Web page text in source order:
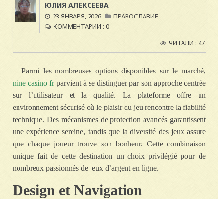
ЮЛИЯ АЛЕКСЕЕВА
23 ЯНВАРЯ, 2026
ПРАВОСЛАВИЕ
КОММЕНТАРИИ : 0
ЧИТАЛИ : 47
Parmi les nombreuses options disponibles sur le marché,
nine casino frparvient à se distinguer par son approche centrée
sur l’utilisateur et la qualité. La plateforme offre un
environnement sécurisé où le plaisir du jeu rencontre la fiabilité
technique. Des mécanismes de protection avancés garantissent
une expérience sereine, tandis que la diversité des jeux assure
que chaque joueur trouve son bonheur. Cette combinaison
unique fait de cette destination un choix privilégié pour de
nombreux passionnés de jeux d’argent en ligne.
Design et Navigation